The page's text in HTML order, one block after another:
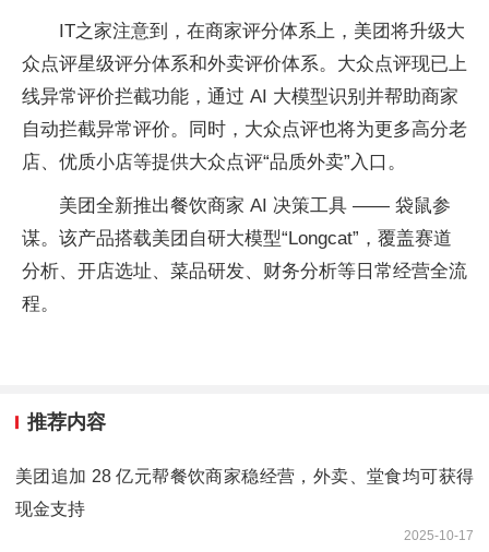
IT之家注意到，在商家评分体系上，美团将升级大
众点评星级评分体系和外卖评价体系。大众点评现已上
线异常评价拦截功能，通过 AI 大模型识别并帮助商家
自动拦截异常评价。同时，大众点评也将为更多高分老
店、优质小店等提供大众点评“品质外卖”入口。
美团全新推出餐饮商家 AI 决策工具 —— 袋鼠参
谋。该产品搭载美团自研大模型“Longcat”，覆盖赛道
分析、开店选址、菜品研发、财务分析等日常经营全流
程。
推荐内容
美团追加 28 亿元帮餐饮商家稳经营，外卖、堂食均可获得
现金支持
2025-10-17